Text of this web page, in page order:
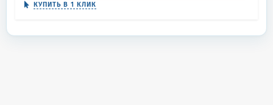
КУПИТЬ В 1 КЛИК